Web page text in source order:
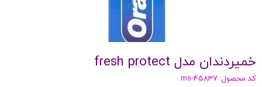
خمیردندان مدل fresh protect
کد محصول: ms-45837